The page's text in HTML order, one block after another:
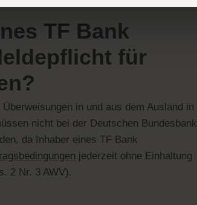
TF Bank
für
in und aus dem Ausland in
nicht bei der Deutschen Bundesbank
da Inhaber eines TF Bank
jederzeit ohne Einhaltung
2 Nr. 3 AWV).